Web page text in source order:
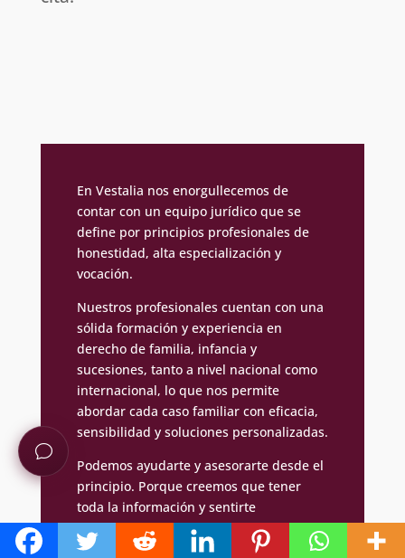
En Vestalia nos enorgullecemos de
contar con un equipo jurídico que se
define por principios profesionales de
honestidad, alta especialización y
vocación.
Nuestros profesionales cuentan con una
sólida formación y experiencia en
derecho de familia, infancia y
sucesiones, tanto a nivel nacional como
internacional, lo que nos permite
abordar cada caso familiar con eficacia,
sensibilidad y soluciones personalizadas.
Podemos ayudarte y asesorarte desde el
principio. Porque creemos que tener
toda la información y sentirte
acompañado por especialistas con
muchos años de experiencia en casos